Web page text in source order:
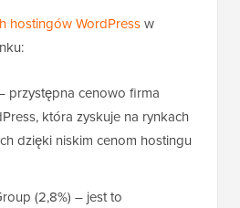
hostingów WordPressw
przystępna cenowo firma
która zyskuje na rynkach
dzięki niskim cenom hostingu
(2,8%) – jest to